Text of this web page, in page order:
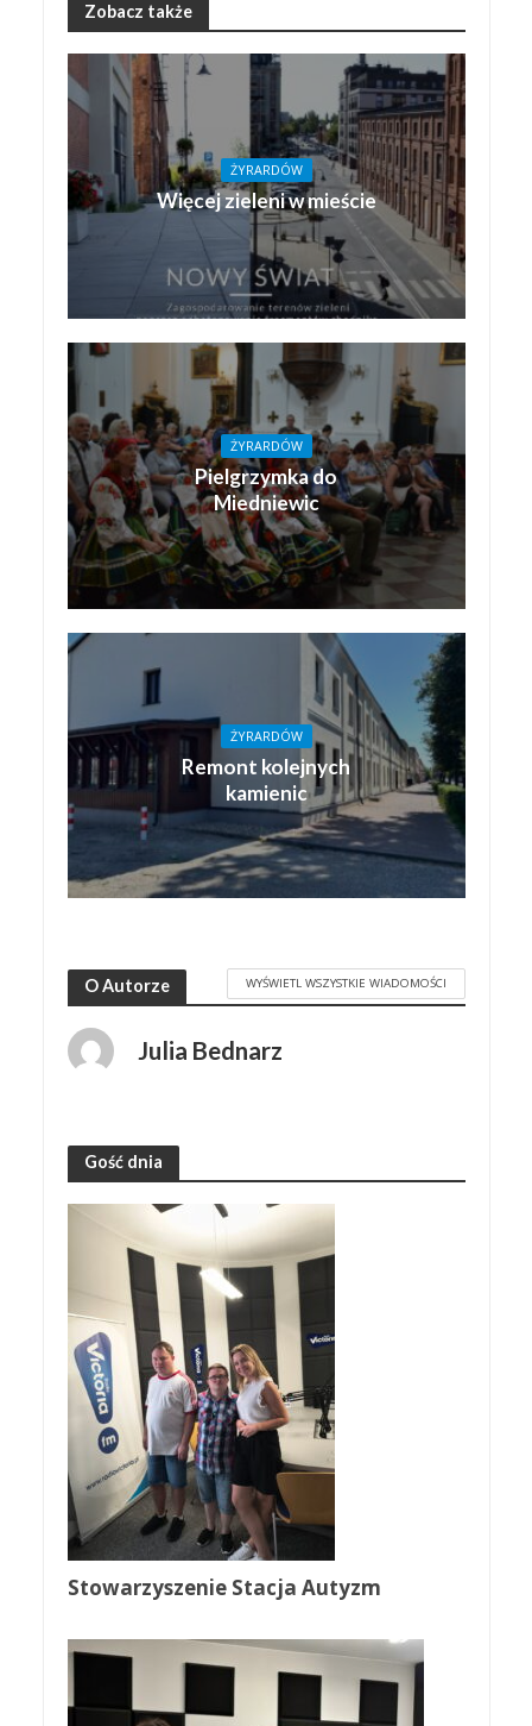
Zobacz także
ŻYRARDÓW
Więcej zieleni w mieście
ŻYRARDÓW
Pielgrzymka do
Miedniewic
ŻYRARDÓW
Remont kolejnych
kamienic
O Autorze WYŚWIETL WSZYSTKIE WIADOMOŚCI
Julia Bednarz
Gość dnia
Stowarzyszenie Stacja Autyzm